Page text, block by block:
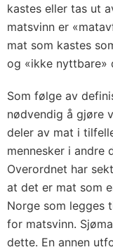
kastes eller tas ut
matsvinn er
mat som kastes
og «ikke nyttbare»
Som følge av
nødvendig å gjøre
deler av mat i
mennesker i andre
Overordnet har
at det er mat som
Norge som legges
for matsvinn.
dette. En annen